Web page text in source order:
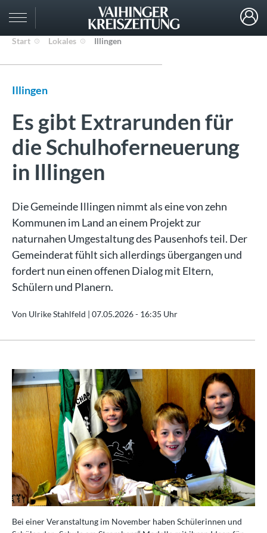
Start Lokales Illingen
Illingen
Es gibt Extrarunden für
die Schulhoferneuerung
in Illingen
Die Gemeinde Illingen nimmt als eine von zehn
Kommunen im Land an einem Projekt zur
naturnahen Umgestaltung des Pausenhofs teil. Der
Gemeinderat fühlt sich allerdings übergangen und
fordert nun einen offenen Dialog mit Eltern,
Schülern und Planern.
Von Ulrike Stahlfeld | 07.05.2026 - 16:35 Uhr
Bei einer Veranstaltung im November haben Schülerinnen und